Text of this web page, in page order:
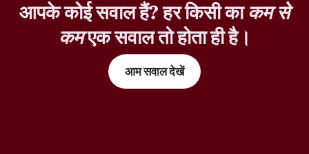
आपके कोई सवाल हैं? हर किसी काकम से
कमएक सवाल तो होता ही है।
आम सवाल देखें